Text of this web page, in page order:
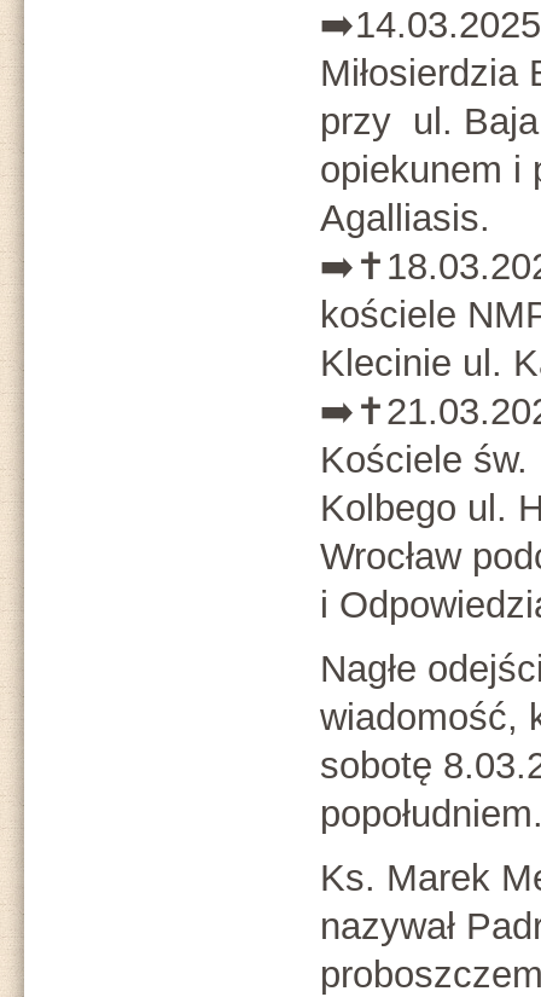
Miłosierdzia
przy ul.
opiekunem i
Agalliasis.
kościele
Klecinie ul.
Kościele
Kolbego ul.
Wrocław
i
Nagłe
wiadomość,
sobotę
Ks. Marek
nazywał